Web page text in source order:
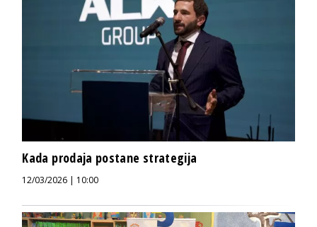
Kada prodaja postane strategija
12/03/2026 | 10:00